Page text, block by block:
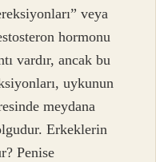
veya
hormonu
vardır, ancak bu
uykunun
meydana
Erkeklerin
Penise